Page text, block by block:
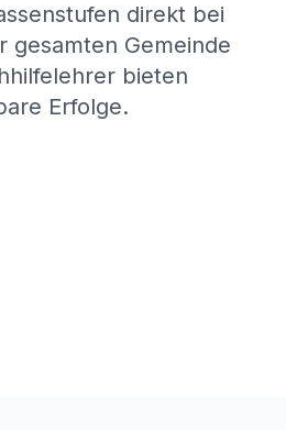
direkt bei
gesamten Gemeinde
bieten
Erfolge.